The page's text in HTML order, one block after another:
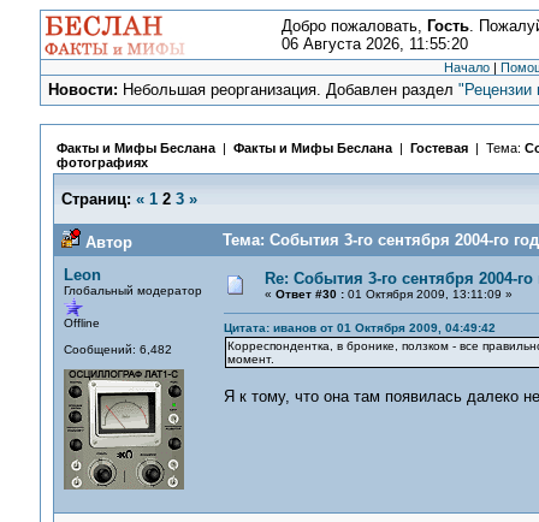
Добро пожаловать, Гость.
06 Августа 2026, 11:55:20
Начало |
Новости: Небольшая реорганизация. Добавлен раздел"Рецензии
Факты и Мифы Беслана| Факты и Мифы Беслана| Гостевая | Тема:
фотографиях
Страниц: « 1 2 3 »
Автор
Тема: События 3-го сентября 2004-го
Leon
Глобальный модератор
Offline
Сообщений: 6,482
Re: События 3-го сентября 2004-
« Ответ #30 :01 Октября 2009, 13:11:09 »
Цитата: иванов от 01 Октября 2009, 04:49:42
Корреспондентка, в бронике, ползком - все
момент.
Я к тому, что она там появилась далеко